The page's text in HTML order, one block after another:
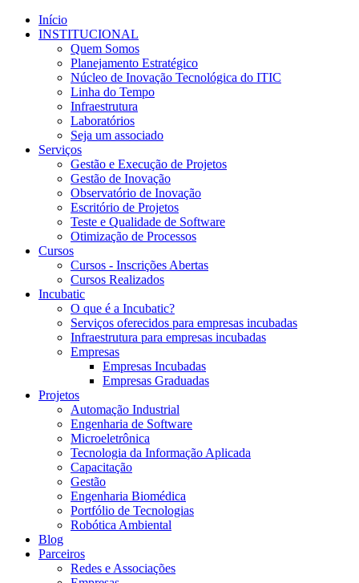
Início
INSTITUCIONAL
Quem Somos
Planejamento Estratégico
Núcleo de Inovação Tecnológica do ITIC
Linha do Tempo
Infraestrutura
Laboratórios
Seja um associado
Serviços
Gestão e Execução de Projetos
Gestão de Inovação
Observatório de Inovação
Escritório de Projetos
Teste e Qualidade de Software
Otimização de Processos
Cursos
Cursos - Inscrições Abertas
Cursos Realizados
Incubatic
O que é a Incubatic?
Serviços oferecidos para empresas incubadas
Infraestrutura para empresas incubadas
Empresas
Empresas Incubadas
Empresas Graduadas
Projetos
Automação Industrial
Engenharia de Software
Microeletrônica
Tecnologia da Informação Aplicada
Capacitação
Gestão
Engenharia Biomédica
Portfólio de Tecnologias
Robótica Ambiental
Blog
Parceiros
Redes e Associações